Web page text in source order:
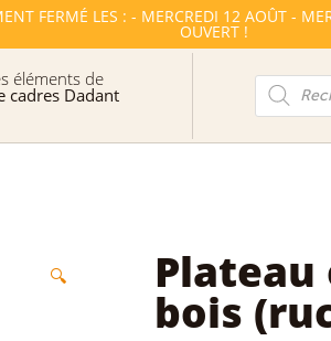
FERMÉ LES : - MERCREDI 12 AOÛT -
OUVERT !
éléments de
cadres Dadant de
produits
🔍 Plateau
bois